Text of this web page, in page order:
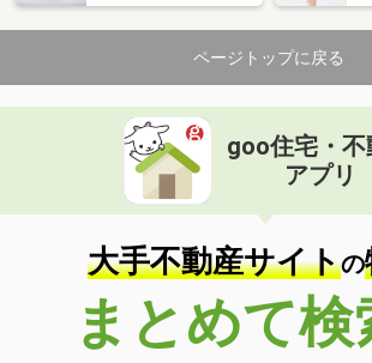
住 所
宮城県塩竈市玉川３
建物面積 140m²
土地面積 240.87m²
宮城県石巻市広渕字窪田
価 格
1,570万円
住 所
宮城県石巻市広渕字
建物面積 195.84m²
土地面積
945.14m²
宮城県宮城郡利府町青葉台１丁目
価 格
2,680万円
ページトップに戻る
goo住宅・不
アプリ
大手不動産サイトの
まとめて検